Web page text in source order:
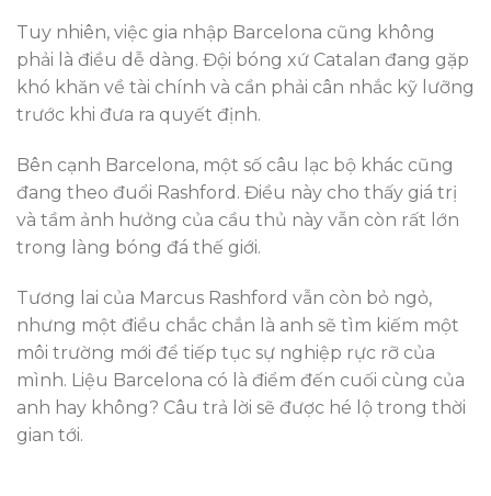
Tuy nhiên, việc gia nhập Barcelona cũng không
phải là điều dễ dàng. Đội bóng xứ Catalan đang gặp
khó khăn về tài chính và cần phải cân nhắc kỹ lưỡng
trước khi đưa ra quyết định.
Bên cạnh Barcelona, một số câu lạc bộ khác cũng
đang theo đuổi Rashford. Điều này cho thấy giá trị
và tầm ảnh hưởng của cầu thủ này vẫn còn rất lớn
trong làng bóng đá thế giới.
Tương lai của Marcus Rashford vẫn còn bỏ ngỏ,
nhưng một điều chắc chắn là anh sẽ tìm kiếm một
môi trường mới để tiếp tục sự nghiệp rực rỡ của
mình. Liệu Barcelona có là điểm đến cuối cùng của
anh hay không? Câu trả lời sẽ được hé lộ trong thời
gian tới.